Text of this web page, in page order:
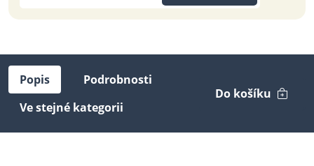
Popis
Podrobnosti
Ve stejné kategorii
Do košíku